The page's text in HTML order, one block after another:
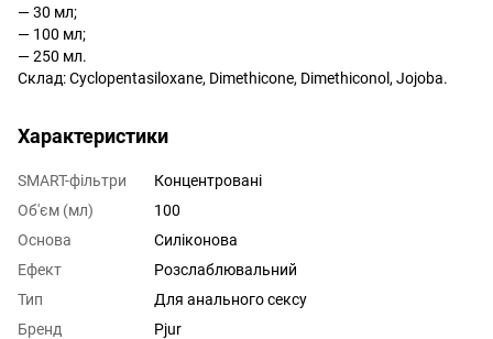
— 30 мл;
— 100 мл;
— 250 мл.
Склад: Cyclopentasiloxane, Dimethicone, Dimethiconol, Jojoba.
Характеристики
SMART-фільтри
Концентровані
Об'єм (мл)
100
Основа
Силіконова
Ефект
Розслаблювальний
Тип
Для анального сексу
Бренд
Pjur